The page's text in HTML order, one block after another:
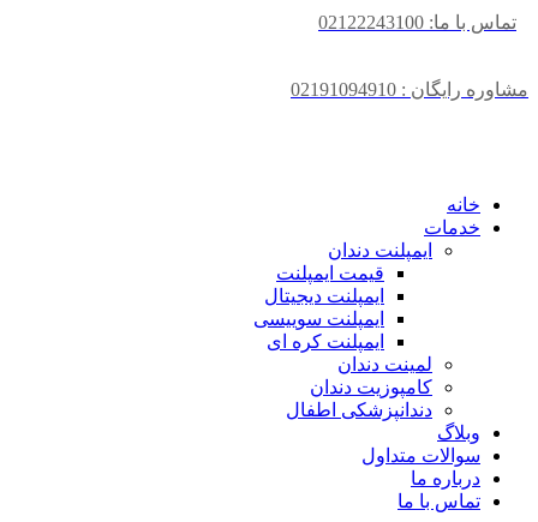
تماس با ما: 02122243100
مشاوره رایگان : 02191094910
خانه
خدمات
ایمپلنت دندان
قیمت ایمپلنت
ایمپلنت دیجیتال
ایمپلنت سوییسی
ایمپلنت کره ای
لمینت دندان
کامپوزیت دندان
دندانپزشکی اطفال
وبلاگ
سوالات متداول
درباره ما
تماس با ما